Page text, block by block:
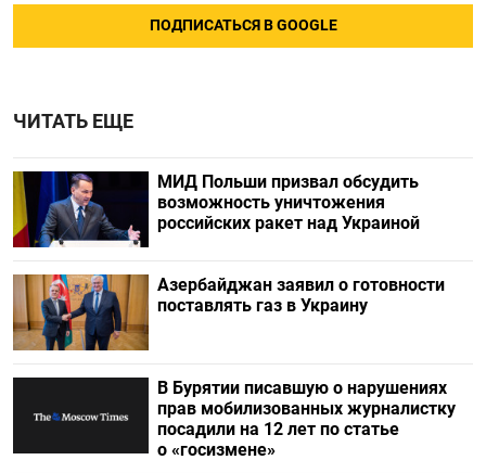
ПОДПИСАТЬСЯ В GOOGLE
ЧИТАТЬ ЕЩЕ
МИД Польши призвал обсудить
возможность уничтожения
российских ракет над Украиной
Азербайджан заявил о готовности
поставлять газ в Украину
В Бурятии писавшую о нарушениях
прав мобилизованных журналистку
посадили на 12 лет по статье
о «госизмене»